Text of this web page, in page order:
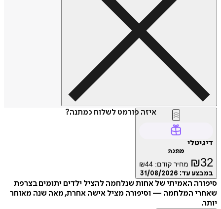
איזה פורמט לשלוח כמתנה?
₪ מחיר קודם: ₪44
עד:31/08/2026
האמיתי של אחות שנלחמה להציל ילדים יתומים בצרפת
המלחמה — וסיפורה מציל אישה אחרת, מאה שנה מאוחר